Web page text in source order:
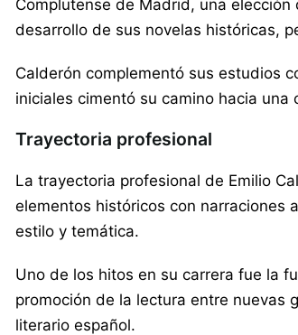
Complutense de Madrid, una
desarrollo de sus novelas históricas,
Calderón complementó sus estudios
iniciales cimentó su camino hacia
Trayectoria profesional
La trayectoria profesional de Emilio
elementos históricos con narraciones
estilo y temática.
Uno de los hitos en su carrera fue la
promoción de la lectura entre nuevas
literario español.